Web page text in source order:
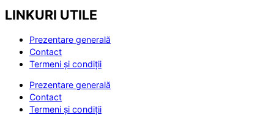
LINKURI UTILE
Prezentare generală
Contact
Termeni și condiții
Prezentare generală
Contact
Termeni și condiții